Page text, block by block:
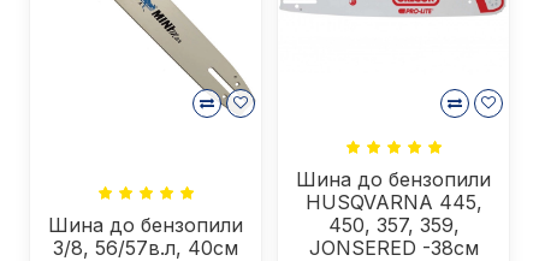
Шина до бензопили
3/8, 56/57в.л, 40см
Шина до бензопили
HUSQVARNA 445,
450, 357, 359,
JONSERED -38см